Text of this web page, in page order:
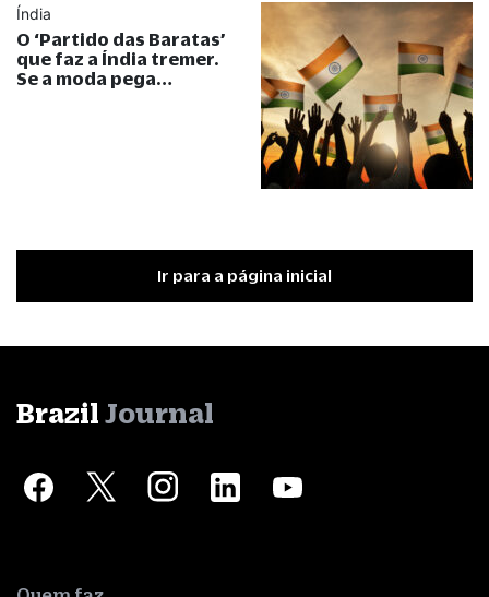
Índia
O ‘Partido das Baratas’
que faz a Índia tremer.
Se a moda pega…
Ir para a página inicial
Brazil Journal